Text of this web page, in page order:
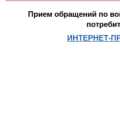
Прием обращений по
ИНТЕРНЕТ-